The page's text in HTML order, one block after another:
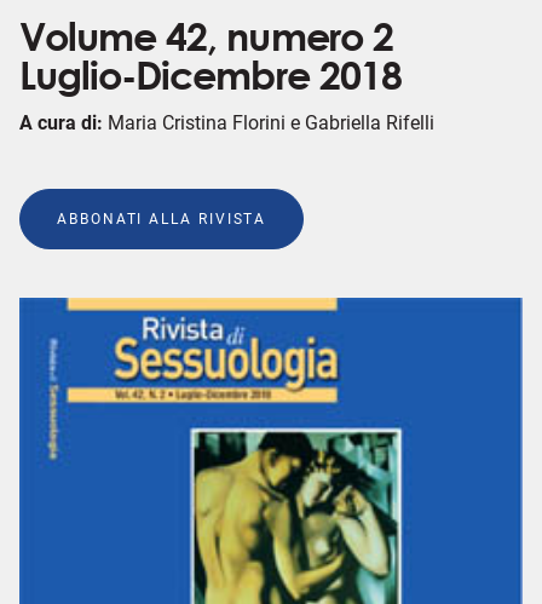
Volume 42, numero 2
Luglio-Dicembre 2018
A cura di: Maria Cristina Florini e Gabriella Rifelli
ABBONATI ALLA RIVISTA